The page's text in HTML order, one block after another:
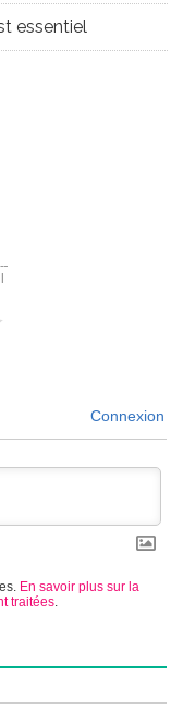
essentiel
Connexion
En savoir plus sur la
traitées.